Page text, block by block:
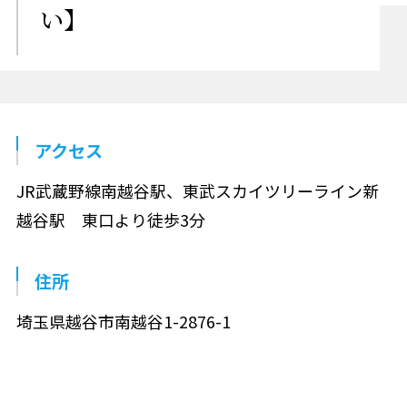
い】
アクセス
JR武蔵野線南越谷駅、東武スカイツリーライン新
越谷駅 東口より徒歩3分
住所
埼玉県越谷市南越谷1-2876-1